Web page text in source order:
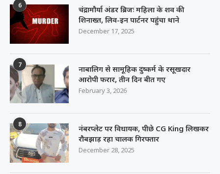
6
चंद्रामौर्या अंडर ब्रिजः महिला के शव की
शिनाख्त, लिव-इन पार्टनर पहुंचा थाने
December 17, 2025
7
नाबालिग से सामूहिक दुष्कर्म के रसूखदार
आरोपी फरार, तीन दिन बीत गए
February 3, 2026
8
नंबरप्लेट पर विधायक, पीछे CG King लिखकर
रौबझाड़ रहा चालक गिरफ्तार
December 28, 2025